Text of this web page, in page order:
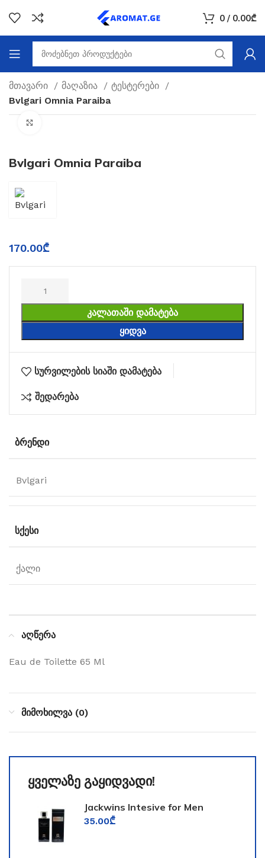
0 / 0.00₾
მთავარი მაღაზია
ტესტერები
Bvlgari Omnia Paraiba
Bvlgari Omnia Paraiba
170.00₾
ᲙᲐᲚᲐᲗᲐᲨᲘ ᲓᲐᲛᲐᲢᲔᲑᲐ
ᲧᲘᲓᲕᲐ
სურვილების სიაში დამატება
შედარება
ᲑᲠᲔᲜᲓᲘ
Bvlgari
ᲡᲥᲔᲡᲘ
ქალი
აღწერა
Eau de Toilette 65 Ml
მიმოხილვა (0)
ყველაზე გაყიდვადი!
Jackwins Intesive for Men
35.00₾